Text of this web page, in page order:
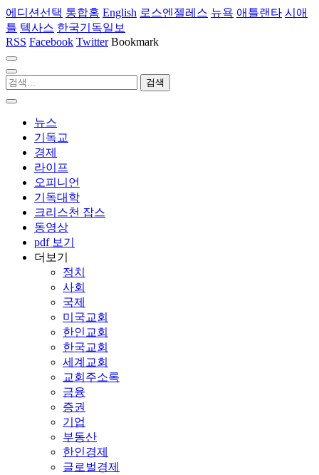
에디션선택 통합홈 English 로스엔젤레스 뉴욕 애틀랜타 시애
틀 텍사스 한국기독일보
RSS Facebook Twitter Bookmark
뉴스
기독교
경제
라이프
오피니언
기독대학
크리스천 잡스
동영상
pdf 보기
더보기
정치
사회
국제
미국교회
한인교회
한국교회
세계교회
교회주소록
금융
증권
기업
부동산
한인경제
글로벌경제